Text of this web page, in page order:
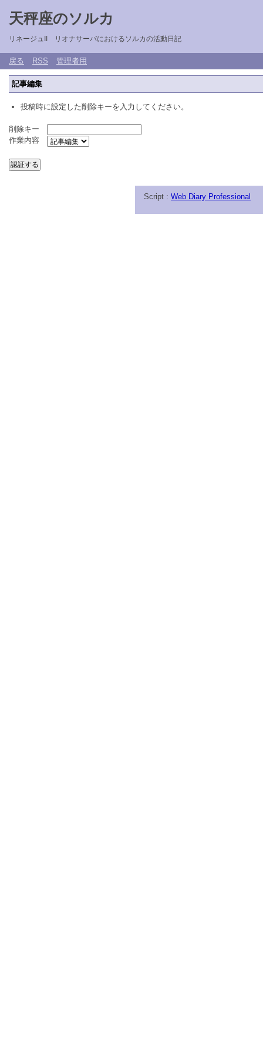
天秤座のソルカ
リネージュII リオナサーバにおけるソルカの活動日記
戻る RSS 管理者用
記事編集
投稿時に設定した削除キーを入力してください。
削除キー
作業内容
Script : Web Diary Professional